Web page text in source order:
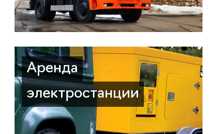
Аренда
электростанции